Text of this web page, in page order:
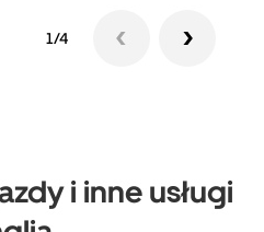
1/4
i inne usługi